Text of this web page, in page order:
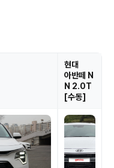
현대
아반떼 N
N 2.0T
[수동]